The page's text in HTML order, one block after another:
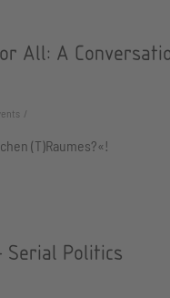
All: A
(T)Raumes?«!
Serial Politics